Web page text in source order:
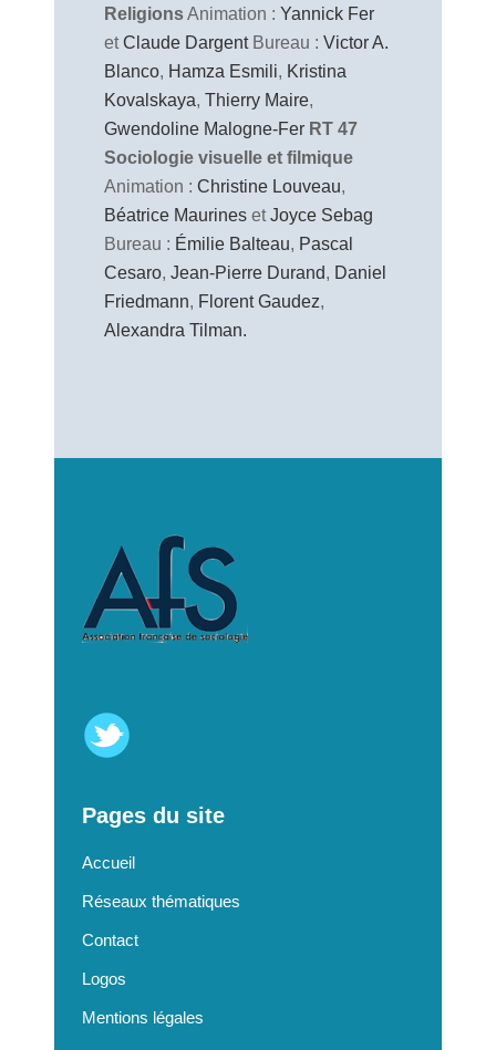
ReligionsAnimation : Yannick Fer
etClaude DargentBureau : Victor A.
Blanco, Hamza Esmili, Kristina
Kovalskaya, Thierry Maire,
Gwendoline Malogne-Fer RT 47
Sociologie visuelle et filmique
Animation : Christine Louveau,
Béatrice Maurines etJoyce Sebag
Bureau : Émilie Balteau, Pascal
Cesaro, Jean-Pierre Durand, Daniel
Friedmann, Florent Gaudez,
Alexandra Tilman.
Pages du site
Accueil
Réseaux thématiques
Contact
Logos
Mentions légales